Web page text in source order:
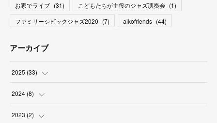
お家でライブ (31) こどもたちが主役のジャズ演奏会 (1)
ファミリーシビックジャズ2020 (7) aikofriends (44)
アーカイブ
2025 (33)
( )
( )
2024 (8)
( )
2023 (2)